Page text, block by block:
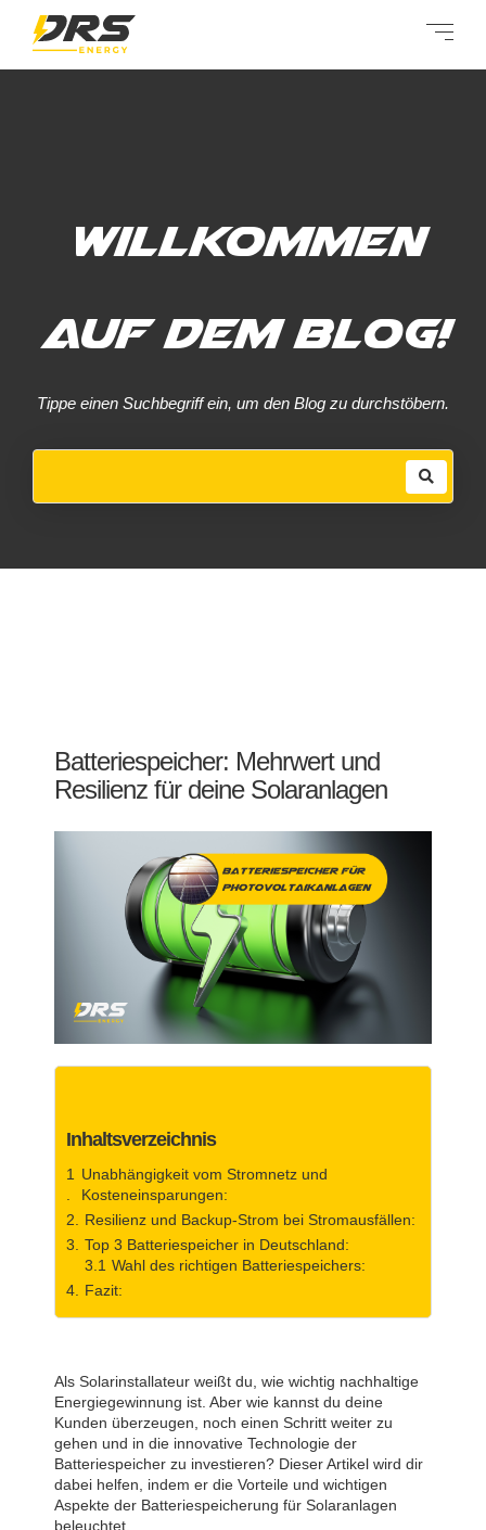
Willkommen
auf dem Blog!
Tippe einen Suchbegriff ein, um den Blog zu durchstöbern.
Batteriespeicher: Mehrwert und
Resilienz für deine Solaranlagen
Inhaltsverzeichnis
Unabhängigkeit vom Stromnetz und
Kosteneinsparungen:
Resilienz und Backup-Strom bei Stromausfällen:
Top 3 Batteriespeicher in Deutschland:
Wahl des richtigen Batteriespeichers:
Fazit:
Als Solarinstallateur weißt du, wie wichtig nachhaltige
Energiegewinnung ist. Aber wie kannst du deine
Kunden überzeugen, noch einen Schritt weiter zu
gehen und in die innovative Technologie der
Batteriespeicher zu investieren? Dieser Artikel wird dir
dabei helfen, indem er die Vorteile und wichtigen
Aspekte der Batteriespeicherung für Solaranlagen
beleuchtet.